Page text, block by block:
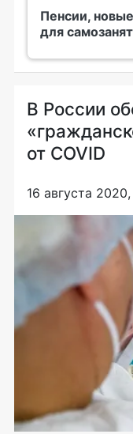
Пенсии,
для
В России
от COVID
16 августа